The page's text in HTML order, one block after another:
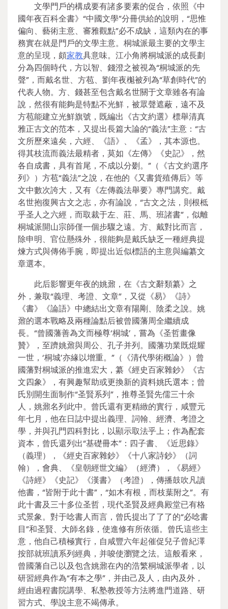
文學門戶的構成要有諸多要素的促合，依照《中
國年夜百科全書》“中國文學”分冊供給的說明，“思惟
偏向、藝術主意、審雅觀點”必不成缺，這類內在的事
務實在就是門戶的文學主意。桐城派最主要的文學主
意的呈現，頗家教具意味。江小角將桐城派的成長劃
分為四個時代，方以智、錢澄之被視為“桐城派的先
聲”，而戴名世、方苞、劉年夜櫆被列為“草創時代”的
代表人物。方、錢甚至包含戴名世關于文章雖各有論
說，然很有能夠是特點不光鮮，被眾聲遮蔽，遠不及
方苞能建立光鮮旗號，既編出《古文約選》標舉清真
雅正古文的范本，又提出長篇大論的“義法”主意：“古
文所歷來遠矣，六經、《語》、《孟》，其本源也。
得其枝流而義法最精者，莫如《左傳》《史記》，然
各自成書，具有首尾，不成以分剟。”（《古文約選序
列》）方苞“義法”之說，在他的《又書貨殖傳后》等
文中數次誇大，又有《左傳義法舉要》專門講究。戴
名世抱復興古文之志，亦有論說，“古文之法，則根柢
乎圣人之六經，而取裁于左、莊、馬、班諸書”，似離
桐城派開山宗師僅一個步驟之遠。方、戴對比而言，
除申明、官位懸殊外，很能夠是戴氏缺乏一種經典提
煉方式與傳佈手腕，即提出近似標語的主意與編纂文
章選本。
此后影響更年夜的姚鼐，在《古文辭類纂》之
外，兼取“義理、考證、文章”，又從《易》《詩》
《書》《論語》中總結出文章有陽剛、陰柔之說。姚
鼐的選本戰略及兩種論點后被曾國藩周全繼續成
長。“曾國藩善為文而極尊‘桐城’，嘗為《圣哲畫像
贊》，至躋姚鼐與周公、孔子并列。國藩功業既焜耀
一世，‘桐城’亦緣以增重。”（《清代學術概論》）曾
國藩對桐城派的推進宏大，纂《經史百家雜鈔》《古
文四象》，有興趣幫助或更換新的資料姚氏選本；曾
氏別開生面制作“圣賢系列”，推尊圣賢先儒三十余
人，姚鼐名列此中。曾氏還有更精緻的實行，咸豐元
年七月，他在日誌中提出義理、詞翰、經濟、考證之
學，并與孔門四科對比，以顯示取法乎上；作為配套
資本，曾氏還列出“基礎冊本”：四子書、《近思錄》
（義理），《經史百家雜鈔》《十八家詩鈔》（詞
翰），會典、《皇朝經世文編》（經濟），《易經》
《詩經》《史記》《漢書》（考證），傳播鼓吹凡讀
他書，“皆附于此十書”，“如木有根，而枝葉附之”。有
此十書及三十多位圣哲，現代圣賢及經典殿堂已有格
式景象。對于唸書人而言，曾氏提出了了了的“必唸書
目”和圣賢、大師名錄，使進修有所依循。曾氏這些主
意，他自己積極實行，自咸豐六年起催促兒子曾紀澤
按部就班讀系列經典，并唆使瀏覽之法。這般看來，
曾國藩自己以及包含姚鼐在內的浩繁桐城派學者，以
研習經典作為“有本之學”，并由己及人，由內及外，
經由過程書院講學、私塾教授等方法將進門道路、研
習方式、學說主意不竭傳承。